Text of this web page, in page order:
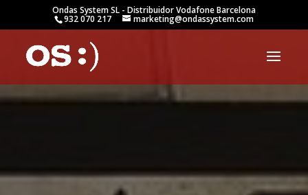
Ondas System SL - Distribuidor Vodafone Barcelona
932 070 217 marketing@ondassystem.com